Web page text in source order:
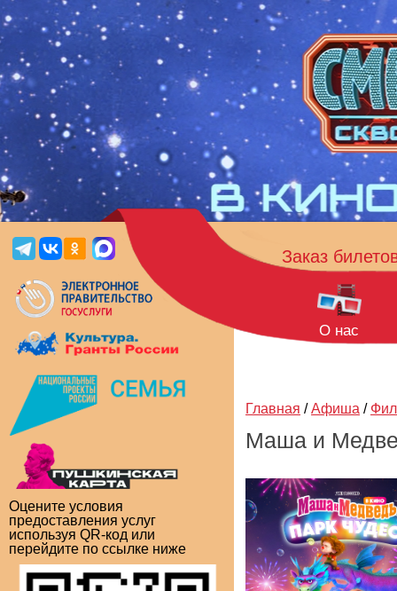
Оцените условия
предоставления услуг
используя QR-код или
перейдите по ссылке ниже
Заказ
О нас
Главная / Афиша /
Маша и